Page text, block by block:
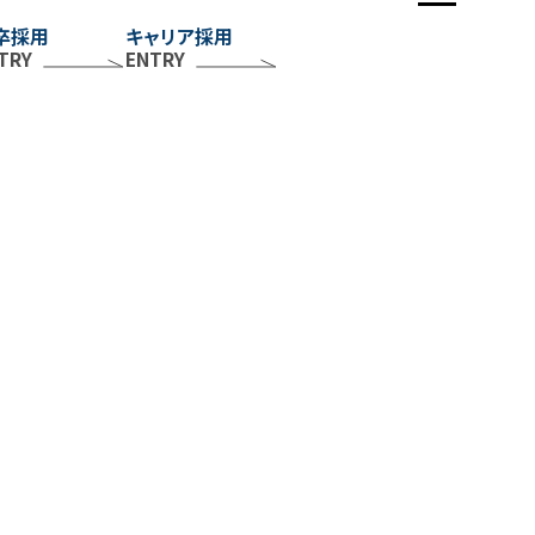
採用
キャリア採用
ENTRY
き方を知る